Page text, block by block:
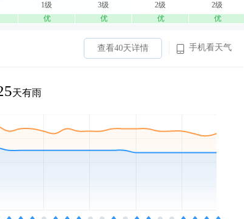
1级
优
3级
优
2级
优
2级
优
查看40天详情 手机看天气
天有雨